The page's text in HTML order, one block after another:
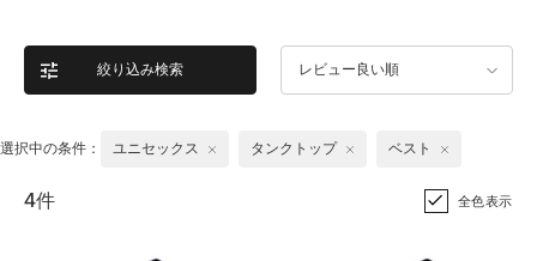
絞り込み検索 レビュー良い順
選択中の条件： ユニセックス タンクトップ ベスト
4件 全色表示